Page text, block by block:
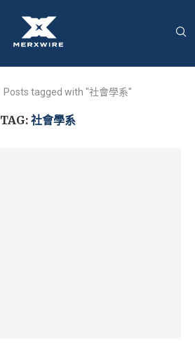
Posts tagged with "社會學系"
TAG: 社會學系